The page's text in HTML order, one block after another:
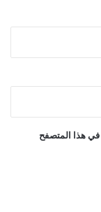
في هذا المتصفح